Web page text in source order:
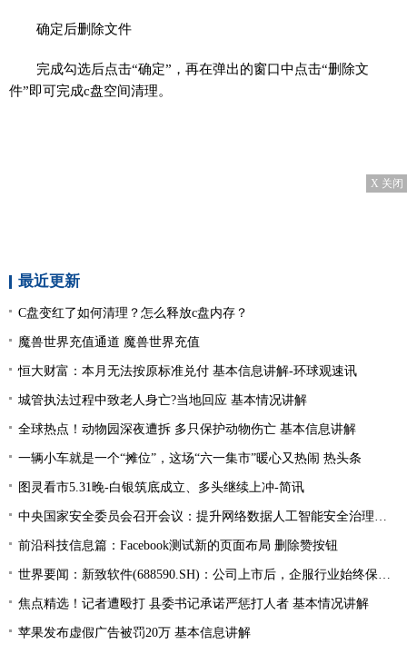
确定后删除文件
完成勾选后点击“确定”，再在弹出的窗口中点击“删除文
件”即可完成c盘空间清理。
X 关闭
最近更新
C盘变红了如何清理？怎么释放c盘内存？
魔兽世界充值通道 魔兽世界充值
恒大财富：本月无法按原标准兑付 基本信息讲解-环球观速讯
城管执法过程中致老人身亡?当地回应 基本情况讲解
全球热点！动物园深夜遭拆 多只保护动物伤亡 基本信息讲解
一辆小车就是一个“摊位”，这场“六一集市”暖心又热闹 热头条
图灵看市5.31晚-白银筑底成立、多头继续上冲-简讯
中央国家安全委员会召开会议：提升网络数据人工智能安全治理水平
前沿科技信息篇：Facebook测试新的页面布局 删除赞按钮
世界要闻：新致软件(688590.SH)：公司上市后，企服行业始终保持的高速增长，行业产品集中在电信政务、汽车、医疗领域，以大客户为主
焦点精选！记者遭殴打 县委书记承诺严惩打人者 基本情况讲解
苹果发布虚假广告被罚20万 基本信息讲解